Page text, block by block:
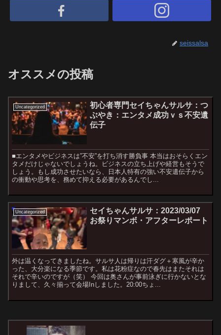
seissalsa
オススメの投稿
Uncategorized
初心者専門セイちゃんサルサ：つ
ぶやき：エンタメ成功ｖｓ不安遺
伝子
■エンタメやビジネスは”不安”を打ち消す勝負事 本当はおそらくエン
タメだけじゃないでしょうね。ビジネスの立ち上げや経営もそうで
しょう。もし成功させたいなら、日本人特有の強い不安遺伝子から
の衝動や思考を、務めて抑える必要があるんでし...
Uncategorized
セイちゃんサルサ：2023/03/07
お祭りマンボ・アフターレポート
外は温くなってきましたね。サルサ人は帰りは汗ダグ＋寒風が辛か
った、大分楽になる季節です。私は花粉症なので春先はまたそれは
それで辛いのですが（笑） 今回は奥さんが事前泳ぎに行かないとな
りまして、久々揃って会場Inしました。20:00ちょ...